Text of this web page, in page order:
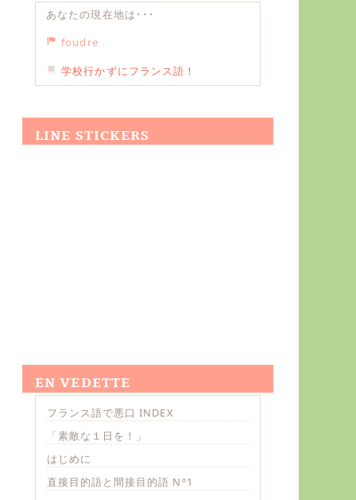
あなたの現在地は･･･
foudre
学校行かずにフランス語！
LINE STICKERS
EN VEDETTE
フランス語で悪口 INDEX
「素敵な１日を！」
はじめに
直接目的語と間接目的語 Nº1